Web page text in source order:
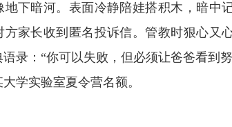
地下暗河。表面冷静陪娃搭积木，暗中
方家长收到匿名投诉信。管教时狠心又
录：“你可以失败，但必须让爸爸看到
学实验室夏令营名额。